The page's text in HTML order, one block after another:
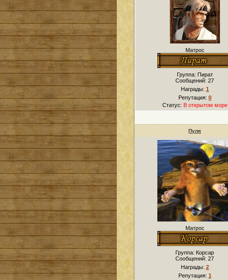
Матрос
Группа: Пират
Сообщений:27
Награды: 1
Репутация: 0
Статус: В открытом море
Пуля
Матрос
Группа: Корсар
Сообщений:27
Награды: 2
Репутация: 1